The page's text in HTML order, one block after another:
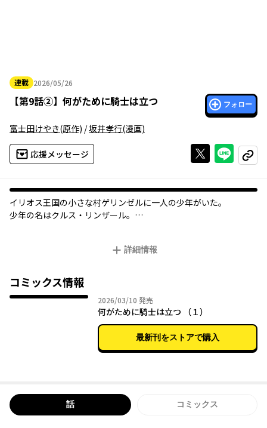
連載 2026/05/26
2026年05月26日
【第9話②】 何がために騎士は立つ フォロー
富士田けやき(原作) /坂井孝行(漫画)
応援メッセージ Xで投稿する
ライン
コピー
イリオス王国の小さな村ゲリンゼルに一人の少年がいた。
少年の名はクルス・リンザール。
漠然とした何かに苛まれながら過ごしていると、何もない村に突
名前不明、仮面により顔も不明、謎だらけの男が少年の前に現れ
る。
その者の腰には『騎士』が振るう特別な剣が提げられていた――
詳細情報
コミックス情報
2026/03/10 2026年03月10日
発売
何がために騎士は立つ （１）
最新刊をストアで購入
話 コミックス